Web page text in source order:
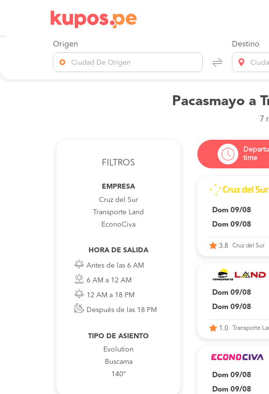
Origen
Ciudad De Origen
Destino
Pacasmayo a
7
FILTROS
EMPRESA
Cruz del Sur
Transporte Land
EconoCiva
HORA DE SALIDA
Antes de las 6 AM
6 AM a 12 AM
12 AM a 18 PM
Después de las 18 PM
TIPO DE ASIENTO
Evolution
Buscama
140°
time
Dom 09/08
Dom 09/08
3.8 Cruz del Sur
Dom 09/08
Dom 09/08
1.0 Transporte
Dom 09/08
Dom 09/08